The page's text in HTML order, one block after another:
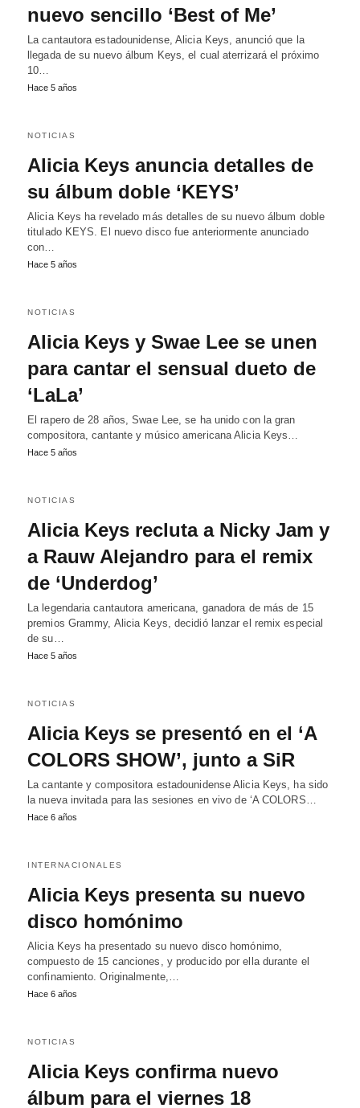
nuevo sencillo ‘Best of Me’
La cantautora estadounidense, Alicia Keys, anunció que la
llegada de su nuevo álbum Keys, el cual aterrizará el próximo
10…
Hace 5 años
NOTICIAS
Alicia Keys anuncia detalles de
su álbum doble ‘KEYS’
Alicia Keys ha revelado más detalles de su nuevo álbum doble
titulado KEYS. El nuevo disco fue anteriormente anunciado
con…
Hace 5 años
NOTICIAS
Alicia Keys y Swae Lee se unen
para cantar el sensual dueto de
‘LaLa’
El rapero de 28 años, Swae Lee, se ha unido con la gran
compositora, cantante y músico americana Alicia Keys…
Hace 5 años
NOTICIAS
Alicia Keys recluta a Nicky Jam y
a Rauw Alejandro para el remix
de ‘Underdog’
La legendaria cantautora americana, ganadora de más de 15
premios Grammy, Alicia Keys, decidió lanzar el remix especial
de su…
Hace 5 años
NOTICIAS
Alicia Keys se presentó en el ‘A
COLORS SHOW’, junto a SiR
La cantante y compositora estadounidense Alicia Keys, ha sido
la nueva invitada para las sesiones en vivo de ‘A COLORS…
Hace 6 años
INTERNACIONALES
Alicia Keys presenta su nuevo
disco homónimo
Alicia Keys ha presentado su nuevo disco homónimo,
compuesto de 15 canciones, y producido por ella durante el
confinamiento. Originalmente,…
Hace 6 años
NOTICIAS
Alicia Keys confirma nuevo
álbum para el viernes 18